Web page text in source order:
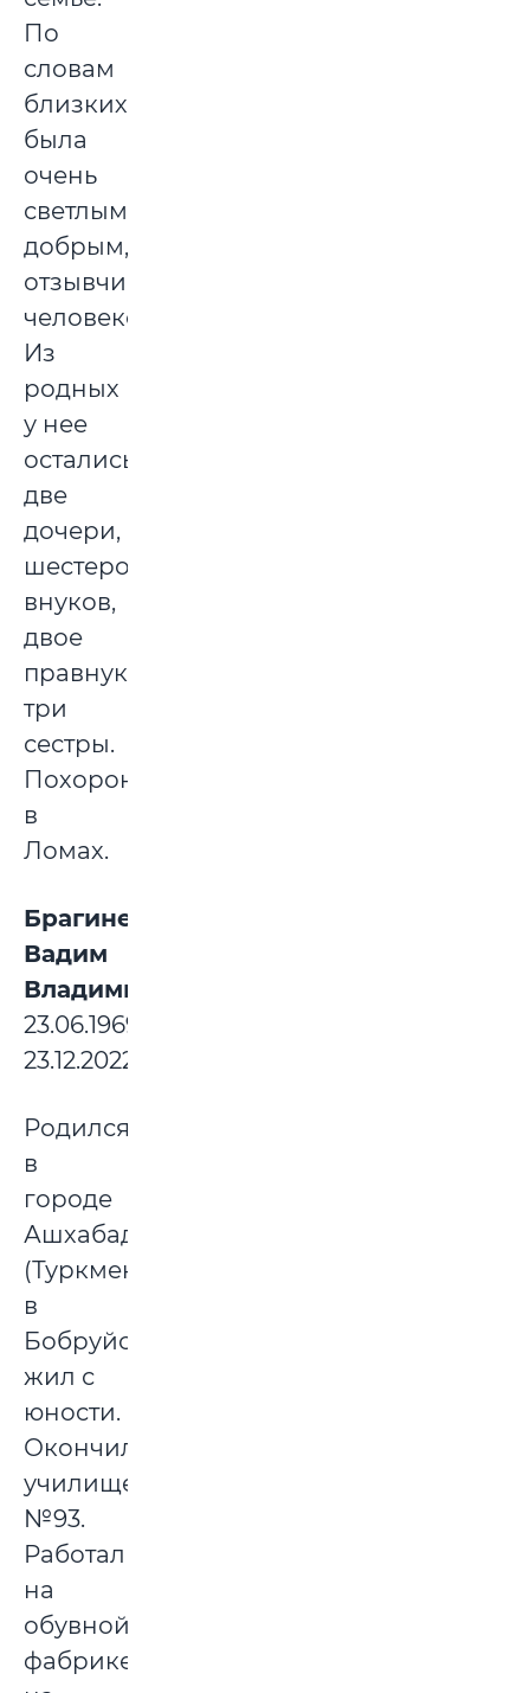
По
словам
близких,
была
очень
светлым,
добрым,
отзывчивым
человеком.
Из
родных
у нее
остались
две
дочери,
шестеро
внуков,
двое
правнуков,
три
сестры.
Похоронена
в
Ломах.
Брагинец
Вадим
Владимирович:
23.06.1969-
23.12.2022
Родился
в
городе
Ашхабад
(Туркменистан),
в
Бобруйске
жил с
юности.
Окончил
училище
№93.
Работал
на
обувной
фабрике,